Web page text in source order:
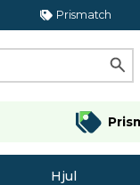
Prismatch
Hjul